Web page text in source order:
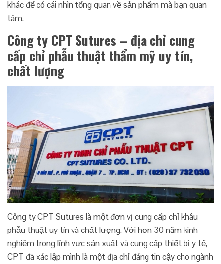
khác để có cái nhìn tổng quan về sản phẩm mà bạn quan
tâm.
Công ty CPT Sutures – địa chỉ cung
cấp chỉ phẫu thuật thẩm mỹ uy tín,
chất lượng
Công ty CPT Sutures là một đơn vị cung cấp chỉ khâu
phẫu thuật uy tín và chất lượng. Với hơn 30 năm kinh
nghiệm trong lĩnh vực sản xuất và cung cấp thiết bị y tế,
CPT đã xác lập mình là một địa chỉ đáng tin cậy cho ngành